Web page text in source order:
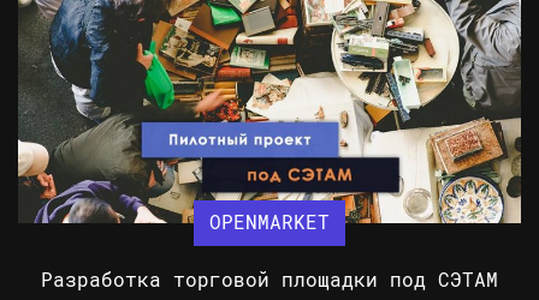
OPENMARKET
Разработка торговой площадки под СЭТАМ